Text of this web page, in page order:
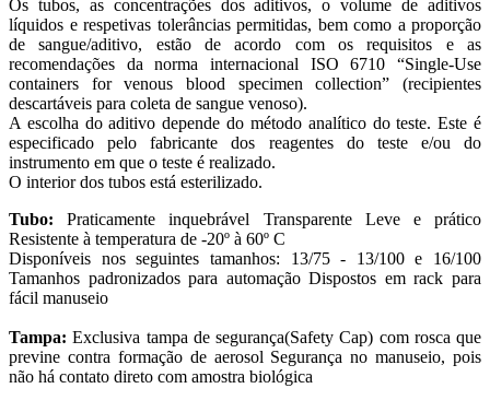
Os tubos, as concentrações dos aditivos, o volume de aditivos
líquidos e respetivas tolerâncias permitidas, bem como a proporção
de sangue/aditivo, estão de acordo com os requisitos e as
recomendações da norma internacional ISO 6710 “Single-Use
containers for venous blood specimen collection” (recipientes
descartáveis para coleta de sangue venoso).
A escolha do aditivo depende do método analítico do teste. Este é
especificado pelo fabricante dos reagentes do teste e/ou do
instrumento em que o teste é realizado.
O interior dos tubos está esterilizado.
Tubo: Praticamente inquebrável Transparente Leve e prático
Resistente à temperatura de -20º à 60º C
Disponíveis nos seguintes tamanhos: 13/75 - 13/100 e 16/100
Tamanhos padronizados para automação Dispostos em rack para
fácil manuseio
Tampa: Exclusiva tampa de segurança(Safety Cap) com rosca que
previne contra formação de aerosol Segurança no manuseio, pois
não há contato direto com amostra biológica